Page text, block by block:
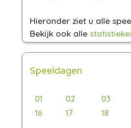
Hieronder ziet u alle
Bekijk ook alle
Speeldagen
01 02 03
16
17 18